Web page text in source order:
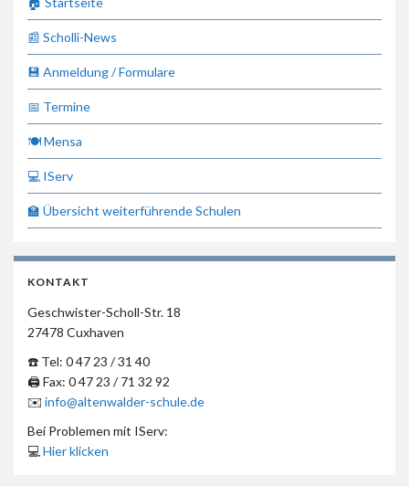
📰 Scholli-News
💾 Anmeldung / Formulare
📅 Termine
🍽 Mensa
💻 IServ
🏫 Übersicht weiterführende Schulen
KONTAKT
Geschwister-Scholl-Str. 18
27478 Cuxhaven
☎️ Tel: 0 47 23 / 31 40
🖨 Fax: 0 47 23 / 71 32 92
✉️ info@altenwalder-schule.de
Bei Problemen mit IServ:
💻 Hier klicken